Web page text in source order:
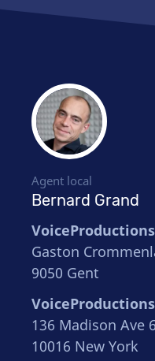
Agent local
Bernard Grand
Gaston
9050 Gent
136 Madison Ave
10016 New York